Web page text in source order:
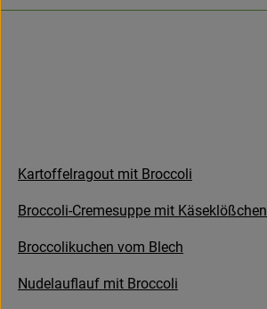
Kartoffelragout mit Broccoli
Broccoli-Cremesuppe mit Käseklößchen
Broccolikuchen vom Blech
Nudelauflauf mit Broccoli